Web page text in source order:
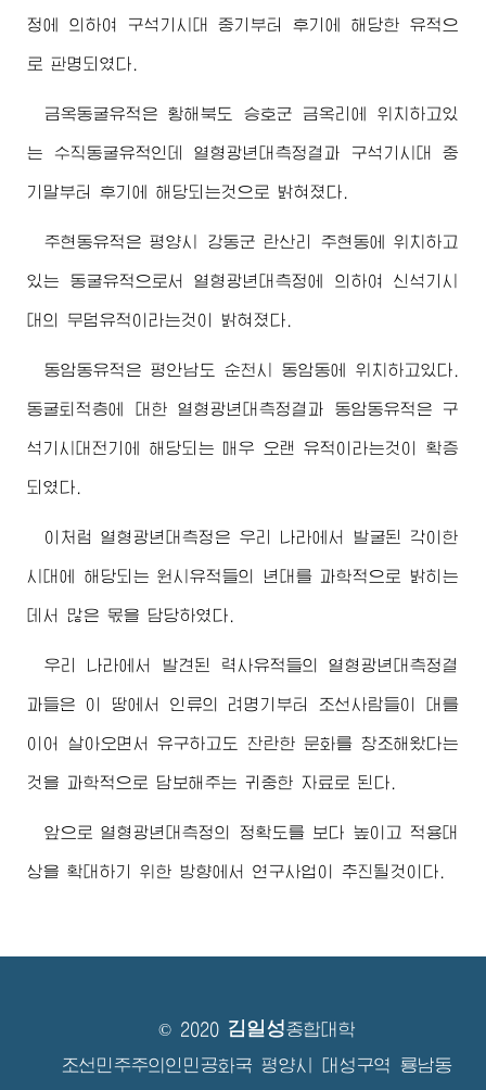
정에 의하여 구석기시대 중기부터 후기에 해당한 유적으
로 판명되였다.
금옥동굴유적은 황해북도 승호군 금옥리에 위치하고있
는 수직동굴유적인데 열형광년대측정결과 구석기시대 중
기말부터 후기에 해당되는것으로 밝혀졌다.
주현동유적은 평양시 강동군 란산리 주현동에 위치하고
있는 동굴유적으로서 열형광년대측정에 의하여 신석기시
대의 무덤유적이라는것이 밝혀졌다.
동암동유적은 평안남도 순천시 동암동에 위치하고있다.
동굴퇴적층에 대한 열형광년대측정결과 동암동유적은 구
석기시대전기에 해당되는 매우 오랜 유적이라는것이 확증
되였다.
이처럼 열형광년대측정은 우리 나라에서 발굴된 각이한
시대에 해당되는 원시유적들의 년대를 과학적으로 밝히는
데서 많은 몫을 담당하였다.
우리 나라에서 발견된 력사유적들의 열형광년대측정결
과들은 이 땅에서 인류의 려명기부터 조선사람들이 대를
이어 살아오면서 유구하고도 찬란한 문화를 창조해왔다는
것을 과학적으로 담보해주는 귀중한 자료로 된다.
앞으로 열형광년대측정의 정확도를 보다 높이고 적용대
상을 확대하기 위한 방향에서 연구사업이 추진될것이다.
© 2020 김일성종합대학
조선민주주의인민공화국 평양시 대성구역 룡남동